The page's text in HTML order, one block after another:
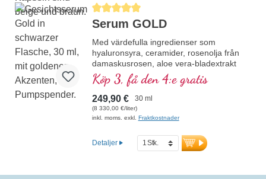
Genomsnittligt betyg på 5 av 5 stjärnor
Serum GOLD
Med värdefulla ingredienser som
hyaluronsyra, ceramider, rosenolja från
damaskusrosen, aloe vera-bladextrakt
och mycket mer.
Köp 3, få den 4:e gratis
249,90 € 30 ml
(8 330,00 €/liter)
inkl. moms. exkl. Fraktkostnader
Detaljer